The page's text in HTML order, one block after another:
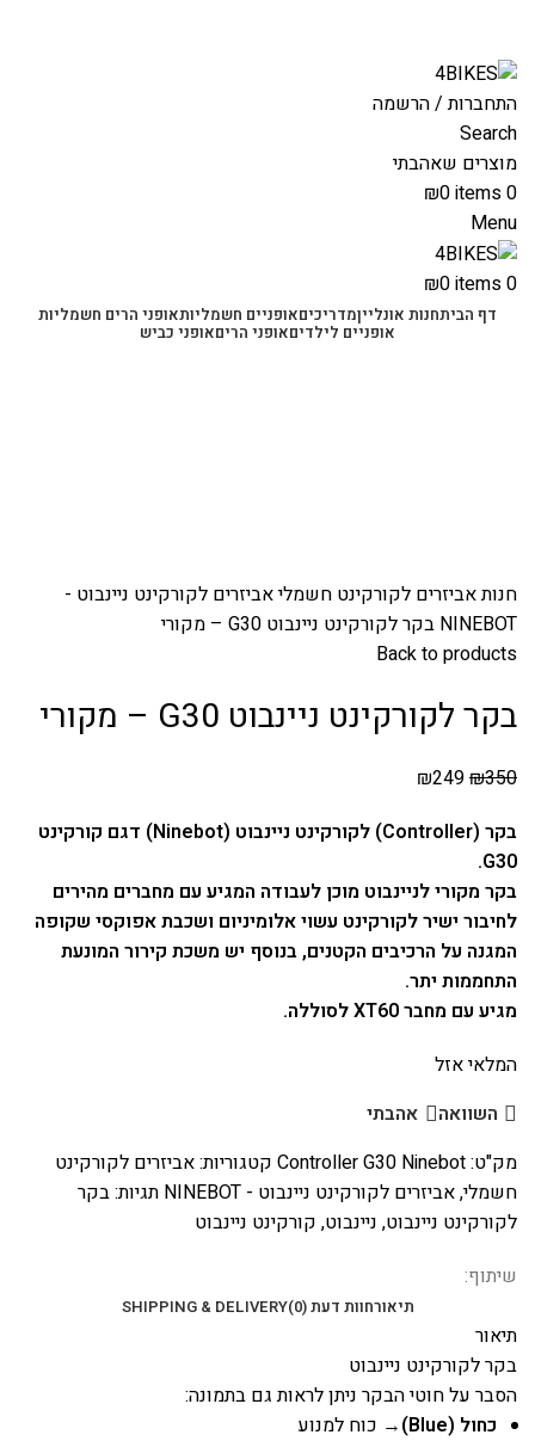
התחברות / הרשמה
Search
מוצרים שאהבתי
0
items
₪0
Menu
0
items
₪0
דף הביתחנות אונלייןמדריכיםאופניים חשמליותאופני הרים חשמליות
אופניים לילדיםאופני הריםאופני כביש
חנותאביזרים לקורקינט חשמליאביזרים לקורקינט ניינבוט -
NINEBOT בקר לקורקינט ניינבוט G30 – מקורי
Back to products
בקר לקורקינט ניינבוט G30 – מקורי
₪350
₪249
בקר (Controller) לקורקינט ניינבוט (Ninebot) דגם קורקינט
G30.
בקר מקורי לניינבוט מוכן לעבודה המגיע עם מחברים מהירים
לחיבור ישיר לקורקינט עשוי אלומיניום ושכבת אפוקסי שקופה
המגנה על הרכיבים הקטנים, בנוסף יש משכת קירור המונעת
התחממות יתר.
מגיע עם מחבר XT60 לסוללה.
המלאי אזל
השוואה
אהבתי
מק"ט:Controller G30 Ninebot קטגוריות:אביזרים לקורקינט
חשמלי,אביזרים לקורקינט ניינבוט - NINEBOT תגיות:בקר
לקורקינט ניינבוט, ניינבוט, קורקינט ניינבוט
שיתוף:
תיאורחוות דעת (0) SHIPPING & DELIVERY
תיאור
בקר לקורקינט ניינבוט
הסבר על חוטי הבקר ניתן לראות גם בתמונה:
כחול (Blue)
→ כוח למנוע